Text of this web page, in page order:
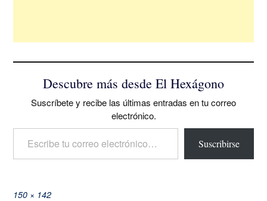
Descubre más desde El Hexágono
Suscríbete y recibe las últimas entradas en tu correo
electrónico.
Escribe tu correo electrónico…
Suscribirse
Tamaño
150 × 142